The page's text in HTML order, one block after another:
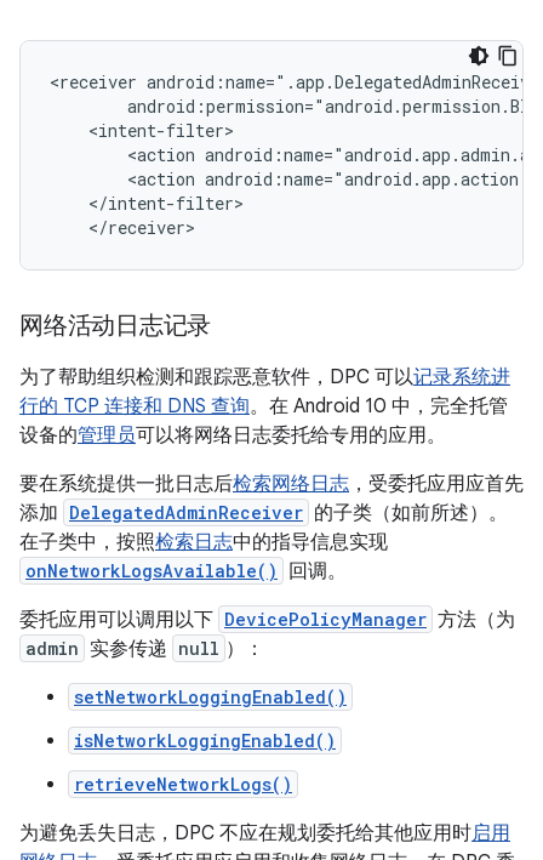
<receiver
<action
<action
网络活动日志记录
为了帮助组织检测和跟踪恶意软件，DPC 可以记录系统进
行的 TCP 连接和 DNS 查询。在 Android 10 中，完全托管
设备的管理员可以将网络日志委托给专用的应用。
要在系统提供一批日志后检索网络日志 ，受委托应用应首先
添加 DelegatedAdminReceiver 的子类（如前所述）。
在子类中，按照检索日志中的指导信息实现
onNetworkLogsAvailable()
回调。
委托应用可以调用以下 DevicePolicyManager 方法（为
admin 实参传递 null ）：
setNetworkLoggingEnabled()
isNetworkLoggingEnabled()
retrieveNetworkLogs()
为避免丢失日志，DPC 不应在规划委托给其他应用时启用